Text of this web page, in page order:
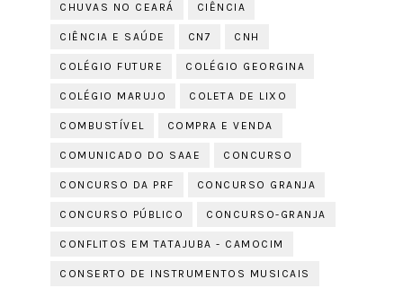
CHUVAS NO CEARÁ CIÊNCIA
CIÊNCIA E SAÚDE CN7 CNH
COLÉGIO FUTURE COLÉGIO GEORGINA
COLÉGIO MARUJO COLETA DE LIXO
COMBUSTÍVEL COMPRA E VENDA
COMUNICADO DO SAAE CONCURSO
CONCURSO DA PRF CONCURSO GRANJA
CONCURSO PÚBLICO CONCURSO-GRANJA
CONFLITOS EM TATAJUBA - CAMOCIM
CONSERTO DE INSTRUMENTOS MUSICAIS